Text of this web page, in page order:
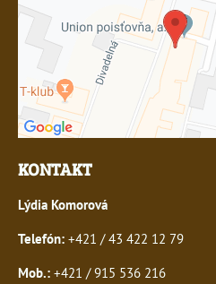
KONTAKT
Lýdia Komorová
Telefón: +421 / 43 422 12 79
Mob.: +421 / 915 536 216